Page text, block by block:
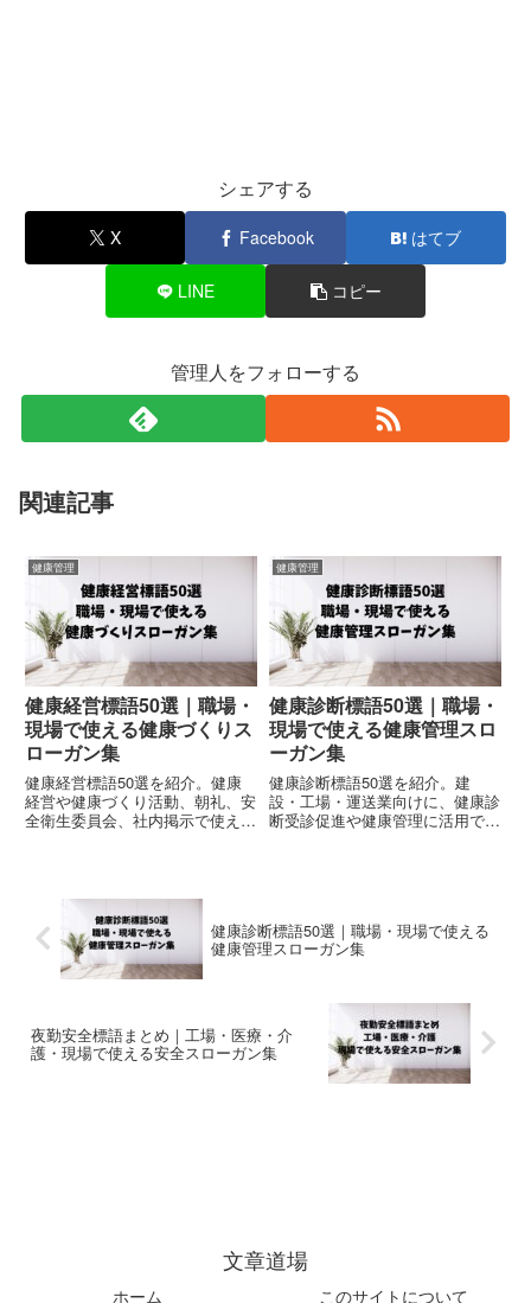
シェアする
X Facebook はてブ
LINE コピー
管理人をフォローする
関連記事
健康管理
健康経営標語50選｜職場・
現場で使える健康づくりス
ローガン集
健康経営標語50選を紹介。健康
経営や健康づくり活動、朝礼、安
全衛生委員会、社内掲示で使える
健康管理
健康診断標語50選｜職場・
現場で使える健康管理スロ
ーガン集
健康診断標語50選を紹介。建
設・工場・運送業向けに、健康診
断受診促進や健康管理に活用でき
健康診断標語50選｜職場・現場で使える
健康管理スローガン集
夜勤安全標語まとめ｜工場・医療・介
護・現場で使える安全スローガン集
文章道場
ホーム このサイトについて